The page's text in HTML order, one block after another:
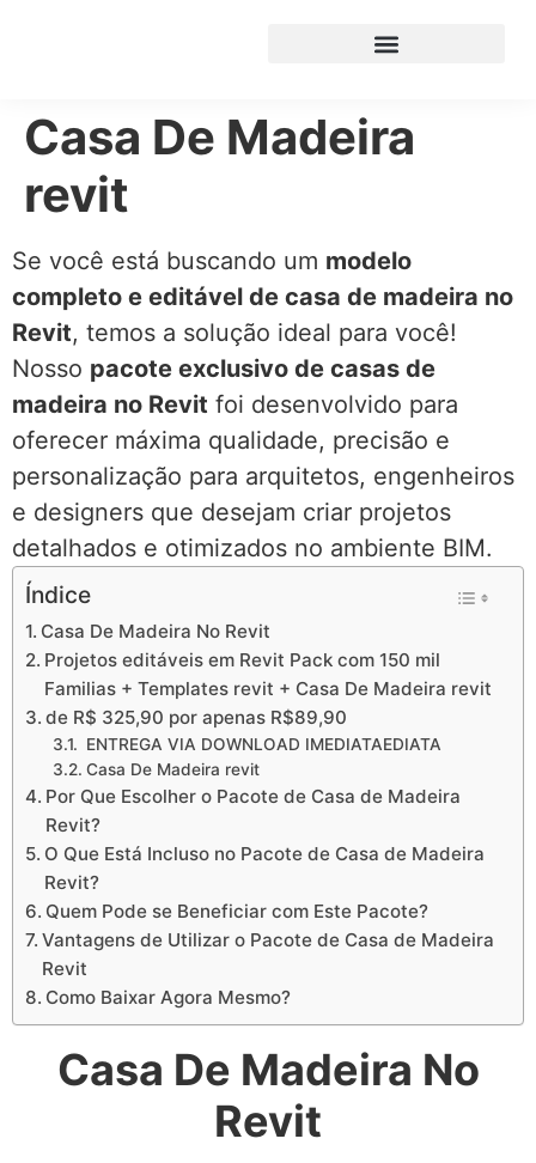
Casa De Madeira
revit
Se você está buscando um modelo
completo e editável de casa de madeira no
Revit, temos a solução ideal para você!
Nosso pacote exclusivo de casas de
madeira no Revit foi desenvolvido para
oferecer máxima qualidade, precisão e
personalização para arquitetos, engenheiros
e designers que desejam criar projetos
detalhados e otimizados no ambiente BIM.
Índice
Casa De Madeira No Revit
Projetos editáveis em Revit Pack com 150 mil
Familias + Templates revit + Casa De Madeira revit
de R$ 325,90 por apenas R$89,90
ENTREGA VIA DOWNLOAD IMEDIATAEDIATA
Casa De Madeira revit
Por Que Escolher o Pacote de Casa de Madeira
Revit?
O Que Está Incluso no Pacote de Casa de Madeira
Revit?
Quem Pode se Beneficiar com Este Pacote?
Vantagens de Utilizar o Pacote de Casa de Madeira
Revit
Como Baixar Agora Mesmo?
Casa De Madeira No
Revit